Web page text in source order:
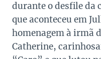
durante o desfile da
que aconteceu em
homenagem à irmã
Catherine,